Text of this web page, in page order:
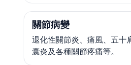
關節病變
退化性關節炎、痛風、五十
囊炎及各種關節疼痛等。